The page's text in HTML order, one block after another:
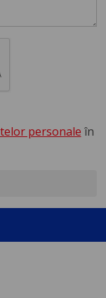
personale în